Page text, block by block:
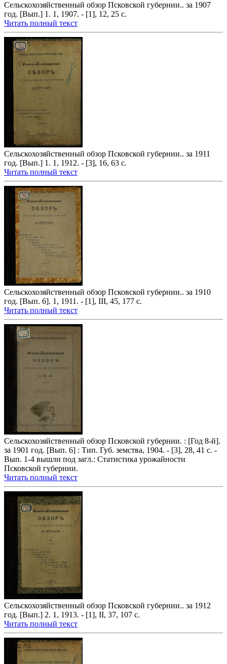
Сельскохозяйственный обзор Псковской губернии.. за 1907
год. [Вып.] 1. 1, 1907. - [1], 12, 25 с.
Читать полный текст
Сельскохозяйственный обзор Псковской губернии.. за 1911
год. [Вып.] 1. 1, 1912. - [3], 16, 63 с.
Читать полный текст
Сельскохозяйственный обзор Псковской губернии.. за 1910
год. [Вып. 6]. 1, 1911. - [1], III, 45, 177 с.
Читать полный текст
Сельскохозяйственный обзор Псковской губернии. : [Год 8-й].
за 1901 год. [Вып. 6] : Тип. Губ. земства, 1904. - [3], 28, 41 с. -
Вып. 1-4 вышли под загл.: Статистика урожайности
Псковской губернии.
Читать полный текст
Сельскохозяйственный обзор Псковской губернии.. за 1912
год. [Вып.] 2. 1, 1913. - [1], II, 37, 107 с.
Читать полный текст